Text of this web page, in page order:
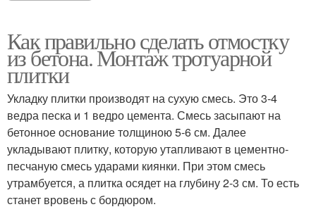
Как правильно сделать отмостку
из бетона. Монтаж тротуарной
плитки
Укладку плитки производят на сухую смесь. Это 3-4
ведра песка и 1 ведро цемента. Смесь засыпают на
бетонное основание толщиною 5-6 см. Далее
укладывают плитку, которую утапливают в цементно-
песчаную смесь ударами киянки. При этом смесь
утрамбуется, а плитка осядет на глубину 2-3 см. То есть
станет вровень с бордюром.